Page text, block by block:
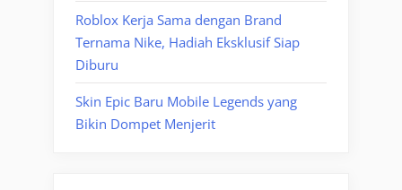
Roblox Kerja Sama dengan Brand
Ternama Nike, Hadiah Eksklusif Siap
Diburu
Skin Epic Baru Mobile Legends yang
Bikin Dompet Menjerit